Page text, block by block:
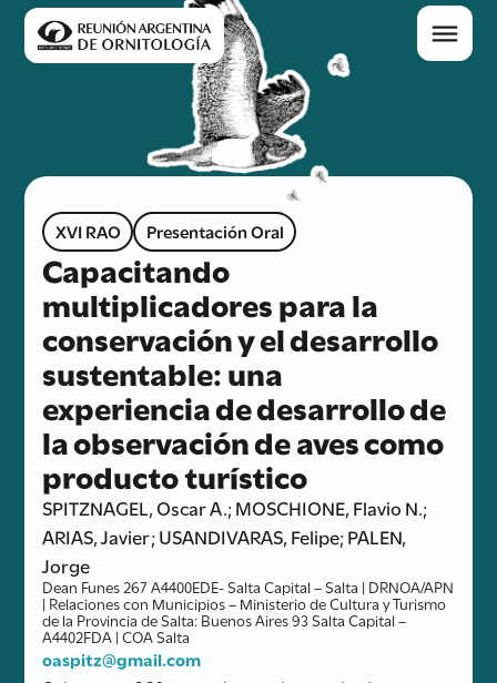
XVI RAO Presentación Oral
Capacitando
multiplicadores para la
conservación y el desarrollo
sustentable: una
experiencia de desarrollo de
la observación de aves como
producto turístico
SPITZNAGEL, Oscar A.; MOSCHIONE, Flavio N.;
ARIAS, Javier; USANDIVARAS, Felipe; PALEN,
Jorge
Dean Funes 267 A4400EDE- Salta Capital – Salta | DRNOA/APN
| Relaciones con Municipios – Ministerio de Cultura y Turismo
de la Provincia de Salta: Buenos Aires 93 Salta Capital –
A4402FDA | COA Salta
oaspitz@gmail.com